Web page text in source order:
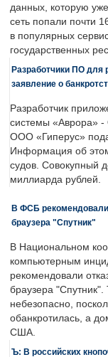
данных, которую
сеть попали почти
в популярных
государственных
Разработчики ПО для
заявление о
Разработчик
системы «Аврора»
ООО «Гиперус»
Информация об
судов. Совокупный
миллиарда рублей.
В ФСБ рекомендовали
браузера "Спутник"
В Национальном
компьютерным
рекомендовали
браузера
небезопасно,
обанкротилась, а
США.
Ъ: В российских